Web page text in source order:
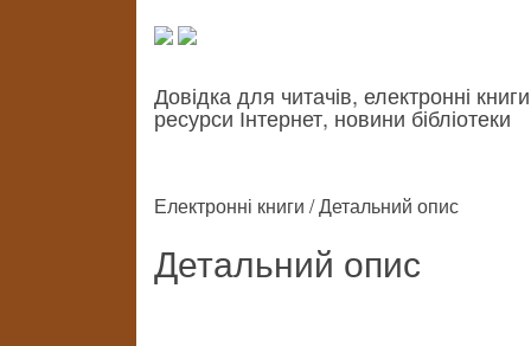
Довідка для читачів, електронні
ресурси Інтернет, новини бібліотеки
Електронні книги / Детальний опис
Детальний опис